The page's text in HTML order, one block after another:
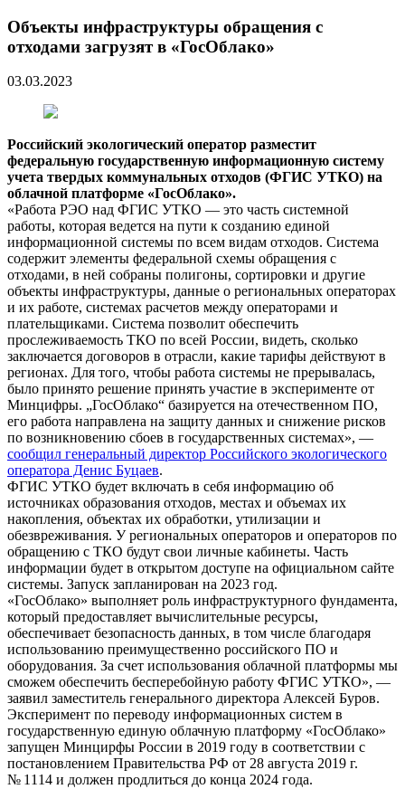
Объекты инфраструктуры обращения с
отходами загрузят в «ГосОблако»
03.03.2023
Российский экологический оператор разместит
федеральную государственную информационную систему
учета твердых коммунальных отходов (ФГИС УТКО) на
облачной платформе «ГосОблако».
«Работа РЭО над ФГИС УТКО — это часть системной
работы, которая ведется на пути к созданию единой
информационной системы по всем видам отходов. Система
содержит элементы федеральной схемы обращения с
отходами, в ней собраны полигоны, сортировки и другие
объекты инфраструктуры, данные о региональных операторах
и их работе, системах расчетов между операторами и
плательщиками. Система позволит обеспечить
прослеживаемость ТКО по всей России, видеть, сколько
заключается договоров в отрасли, какие тарифы действуют в
регионах. Для того, чтобы работа системы не прерывалась,
было принято решение принять участие в эксперименте от
Минцифры. „ГосОблако“ базируется на отечественном ПО,
его работа направлена на защиту данных и снижение рисков
по возникновению сбоев в государственных системах», —
сообщил генеральный директор Российского экологического
оператора Денис Буцаев.
ФГИС УТКО будет включать в себя информацию об
источниках образования отходов, местах и объемах их
накопления, объектах их обработки, утилизации и
обезвреживания. У региональных операторов и операторов по
обращению с ТКО будут свои личные кабинеты. Часть
информации будет в открытом доступе на официальном сайте
системы. Запуск запланирован на 2023 год.
«ГосОблако» выполняет роль инфраструктурного фундамента,
который предоставляет вычислительные ресурсы,
обеспечивает безопасность данных, в том числе благодаря
использованию преимущественно российского ПО и
оборудования. За счет использования облачной платформы мы
сможем обеспечить бесперебойную работу ФГИС УТКО», —
заявил заместитель генерального директора Алексей Буров.
Эксперимент по переводу информационных систем в
государственную единую облачную платформу «ГосОблако»
запущен Минцирфы России в 2019 году в соответствии с
постановлением Правительства РФ от 28 августа 2019 г.
№ 1114 и должен продлиться до конца 2024 года.